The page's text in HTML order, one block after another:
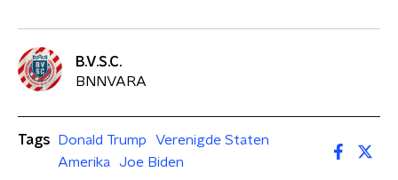
B.V.S.C.
BNNVARA
Tags Donald Trump
Verenigde Staten
Amerika
Joe Biden